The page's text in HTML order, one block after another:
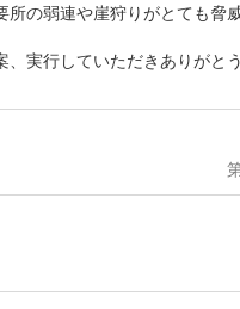
所の弱連や崖狩りがとても脅
、実行していただきありがと